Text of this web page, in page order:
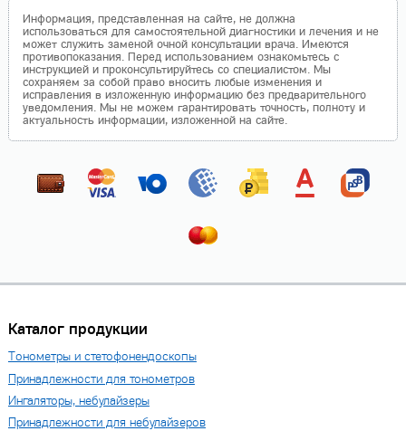
Информация, представленная на сайте, не должна
использоваться для самостоятельной диагностики и лечения и не
может служить заменой очной консультации врача. Имеются
противопоказания. Перед использованием ознакомьтесь с
инструкцией и проконсультируйтесь со специалистом. Мы
сохраняем за собой право вносить любые изменения и
исправления в изложенную информацию без предварительного
уведомления. Мы не можем гарантировать точность, полноту и
актуальность информации, изложенной на сайте.
Каталог продукции
Тонометры и стетофонендоскопы
Принадлежности для тонометров
Ингаляторы, небулайзеры
Принадлежности для небулайзеров